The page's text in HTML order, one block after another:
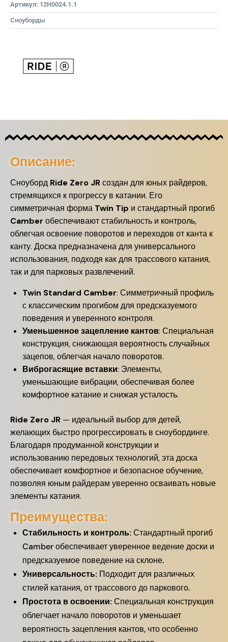
Артикул: 12H0024.1.1
Сноуборды
Описание:
Сноуборд Ride Zero JRсоздан для юных райдеров,
стремящихся к прогрессу в катании. Его
симметричная форма Twin Tip и стандартный прогиб
Camber обеспечивают стабильность и контроль,
облегчая освоение поворотов и переходов от канта к
канту. Доска предназначена для универсального
использования, подходя как для трассового катания,
так и для парковых развлечений.
Twin Standard Camber: Симметричный профиль
с классическим прогибом для предсказуемого
поведения и уверенного контроля.
Уменьшенное зацепление кантов: Специальная
конструкция, снижающая вероятность случайных
зацепов, облегчая начало поворотов.
Виброгасящие вставки: Элементы,
уменьшающие вибрации, обеспечивая более
комфортное катание и снижая усталость.
Ride Zero JR — идеальный выбор для детей,
желающих быстро прогрессировать в сноубординге.
Благодаря продуманной конструкции и
использованию передовых технологий, эта доска
обеспечивает комфортное и безопасное обучение,
позволяя юным райдерам уверенно осваивать новые
элементы катания.
Преимущества:
Стабильность и контроль: Стандартный прогиб
Camber обеспечивает уверенное ведение доски и
предсказуемое поведение на склоне.
Универсальность: Подходит для различных
стилей катания, от трассового до паркового.
Простота в освоении: Специальная конструкция
облегчает начало поворотов и уменьшает
вероятность зацепления кантов, что особенно